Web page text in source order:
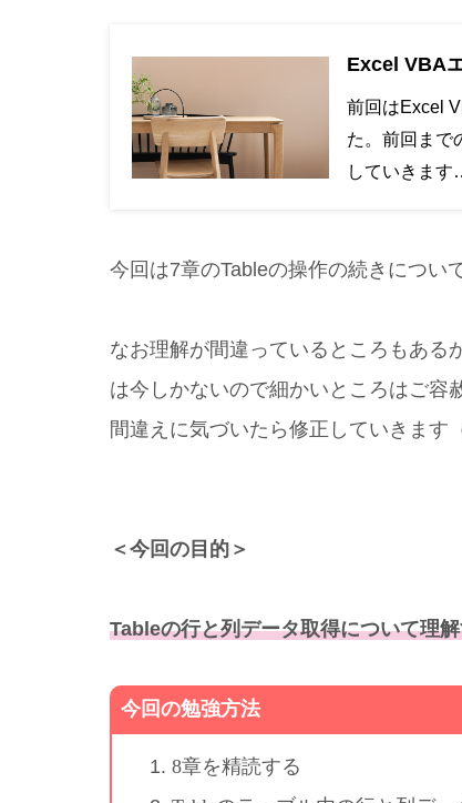
Excel VBA
前回はExcel
た。前回まで
していきます
今回は7章のTableの操作の続きについ
なお理解が間違っているところもある
は今しかないので細かいところはご容
間違えに気づいたら修正していきます
＜今回の目的＞
Tableの行と列データ取得について理
今回の勉強方法
8章を精読する